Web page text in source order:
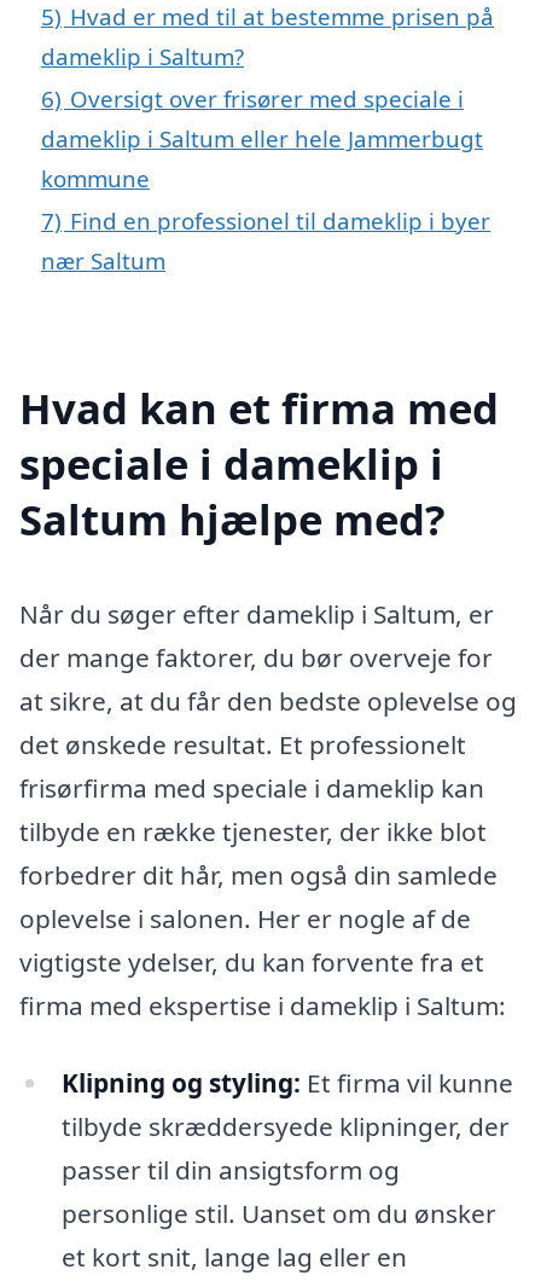
5) Hvad er med til at bestemme prisen på
dameklip i Saltum?
6) Oversigt over frisører med speciale i
dameklip i Saltum eller hele Jammerbugt
kommune
7) Find en professionel til dameklip i byer
nær Saltum
Hvad kan et firma med
speciale i dameklip i
Saltum hjælpe med?
Når du søger efter dameklip i Saltum, er
der mange faktorer, du bør overveje for
at sikre, at du får den bedste oplevelse og
det ønskede resultat. Et professionelt
frisørfirma med speciale i dameklip kan
tilbyde en række tjenester, der ikke blot
forbedrer dit hår, men også din samlede
oplevelse i salonen. Her er nogle af de
vigtigste ydelser, du kan forvente fra et
firma med ekspertise i dameklip i Saltum:
Klipning og styling: Et firma vil kunne
tilbyde skræddersyede klipninger, der
passer til din ansigtsform og
personlige stil. Uanset om du ønsker
et kort snit, lange lag eller en